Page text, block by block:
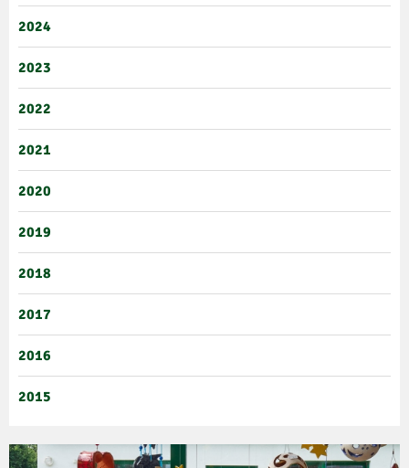
2024
2023
2022
2021
2020
2019
2018
2017
2016
2015